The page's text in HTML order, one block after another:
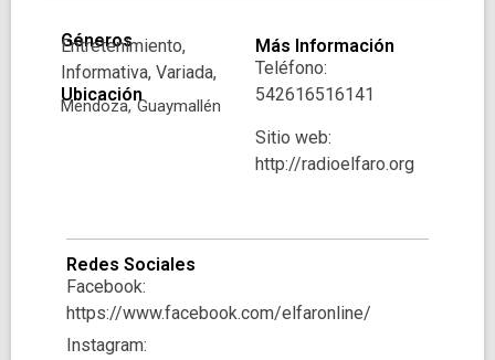
Géneros
Entretenimiento,
Informativa, Variada,
Ubicación
Mendoza, Guaymallén
Más Información
Teléfono:
542616516141
Sitio web:
http://radioelfaro.org
Redes Sociales
Facebook:
https://www.facebook.com/elfaronline/
Instagram: